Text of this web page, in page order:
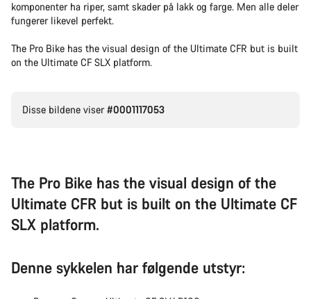
komponenter ha riper, samt skader på lakk og farge. Men alle deler
fungerer likevel perfekt.
The Pro Bike has the visual design of the Ultimate CFR but is built
on the Ultimate CF SLX platform.
Disse bildene viser#0001117053
The Pro Bike has the visual design of the
Ultimate CFR but is built on the Ultimate CF
SLX platform.
Denne sykkelen har følgende utstyr: